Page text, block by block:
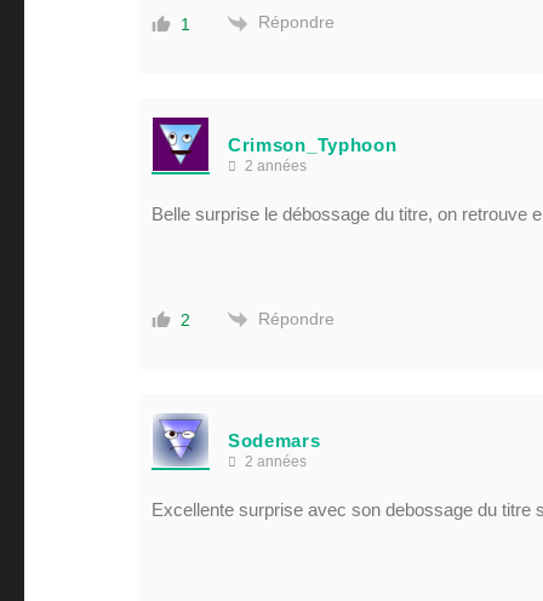
1 Répondre
Crimson_Typhoon
2 années
Belle surprise le débossage du titre, on retrouve
2 Répondre
Sodemars
2 années
Excellente surprise avec son debossage du titre